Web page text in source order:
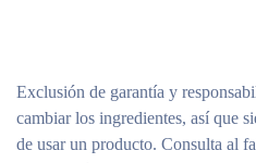
Exclusión de garantía y
cambiar los ingredientes, así que
de usar un producto. Consulta al